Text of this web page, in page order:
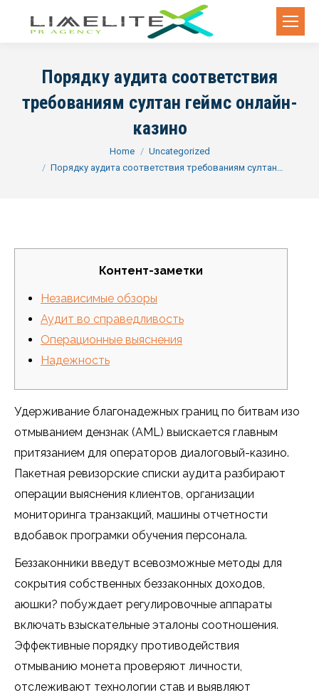
Порядку аудита соответствия
требованиям султан геймс онлайн-
казино
Home
Uncategorized
Порядку аудита соответствия требованиям султан…
Контент-заметки
Независимые обзоры
Аудит во справедливость
Операционные выяснения
Надежность
Удерживание благонадежных границ по битвам изо
отмыванием дензнак (AML) выискается главным
притязанием для операторов диалоговый-казино.
Пакетная ревизорские списки аудита разбирают
операции выяснения клиентов, организации
мониторинга транзакций, машины отчетности
вдобавок програмки обучения персонала.
Беззаконники введут всевозможные методы для
сокрытия собственных беззаконных доходов,
аюшки? побуждает регулировочные аппараты
включать взыскательные эталоны соотношения.
Эффективные порядку противодействия
отмыванию монета проверяют личности,
отслеживают технологии став и выявляют